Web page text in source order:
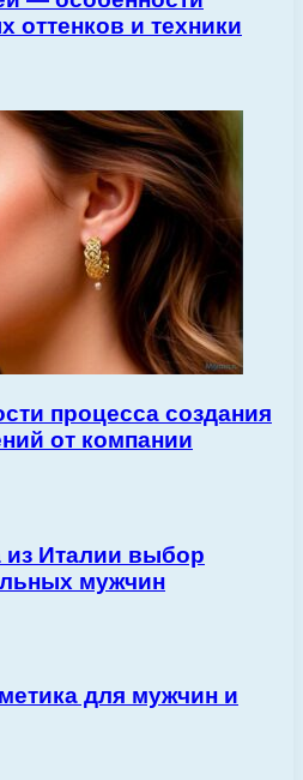
и техники
процесса создания
от компании
из Италии выбор
мужчин
для мужчин и